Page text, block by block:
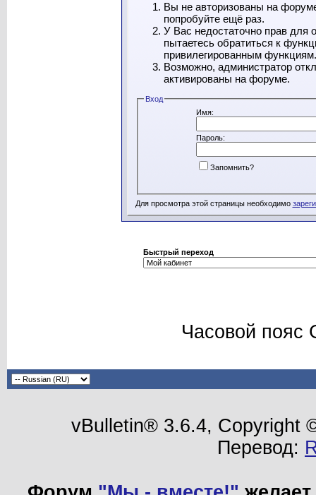
Вы не авторизованы на
попробуйте ещё раз.
У Вас недостаточно прав для
пытаетесь обратиться к
привилегированным функциям.
Возможно, администратор
активированы на форуме.
Вход
Имя:
Пароль:
Запомнить?
Для просмотра этой страницы необходимо
Быстрый переход
Часовой пояс
vBulletin® 3.6.4, Copyright
Перевод: